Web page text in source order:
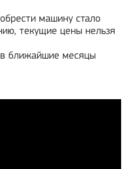
машину стало
текущие цены нельзя
ближайшие месяцы